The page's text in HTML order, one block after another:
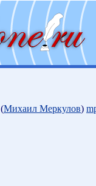
(Михаил Меркулов)